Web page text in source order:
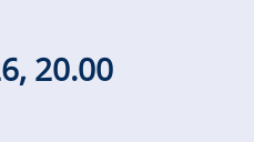
20.00